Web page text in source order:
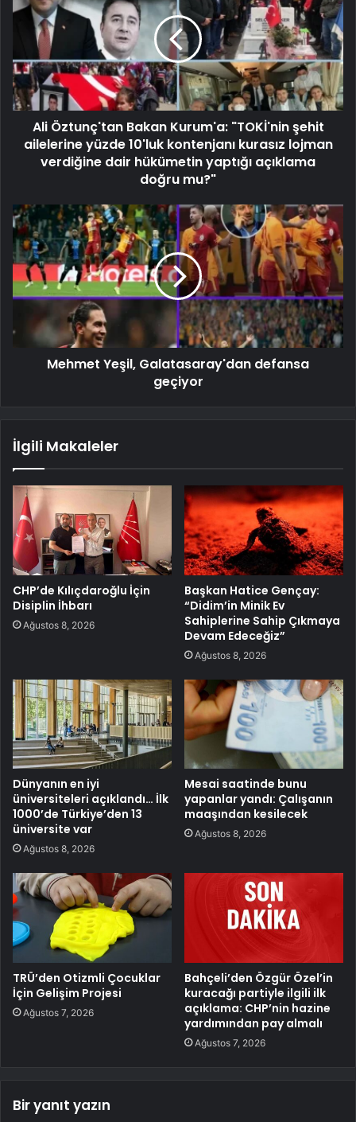
Ali Öztunç'tan Bakan Kurum'a: "TOKİ'nin şehit
ailelerine yüzde 10'luk kontenjanı kurasız lojman
verdiğine dair hükümetin yaptığı açıklama
doğru mu?"
Mehmet Yeşil, Galatasaray'dan defansa
geçiyor
İlgili Makaleler
CHP’de Kılıçdaroğlu İçin
Disiplin İhbarı
Ağustos 8, 2026
Başkan Hatice Gençay:
“Didim’in Minik Ev
Sahiplerine Sahip Çıkmaya
Devam Edeceğiz”
Ağustos 8, 2026
Dünyanın en iyi
üniversiteleri açıklandı… İlk
1000’de Türkiye’den 13
üniversite var
Ağustos 8, 2026
Mesai saatinde bunu
yapanlar yandı: Çalışanın
maaşından kesilecek
Ağustos 8, 2026
TRÜ’den Otizmli Çocuklar
İçin Gelişim Projesi
Ağustos 7, 2026
Bahçeli’den Özgür Özel’in
kuracağı partiyle ilgili ilk
açıklama: CHP’nin hazine
yardımından pay almalı
Ağustos 7, 2026
Bir yanıt yazın